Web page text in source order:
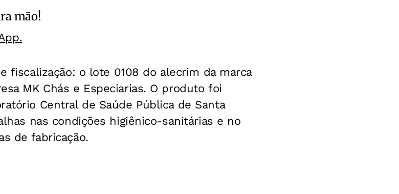
mão!
fiscalização: o lote 0108 do alecrim da marca
MK Chás e Especiarias. O produto foi
Central de Saúde Pública de Santa
nas condições higiênico-sanitárias e no
de fabricação.